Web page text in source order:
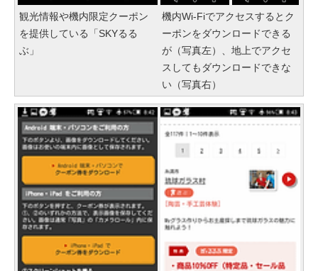
観光情報や機内限定クーポン
を提供している「SKYるる
ぶ」
機内Wi-Fiでアクセスするとク
ーポンをダウンロードできる
が（写真左）、地上でアクセ
スしてもダウンロードできな
い（写真右）